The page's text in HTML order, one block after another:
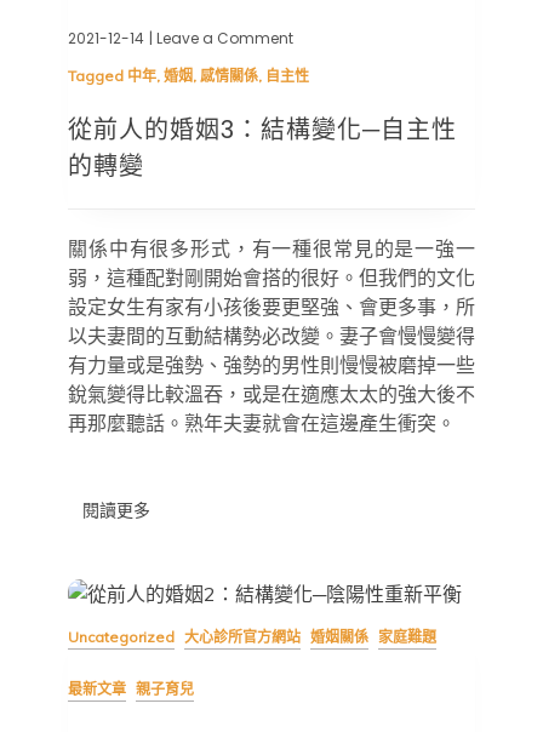
2021-12-14 | Leave a Comment
前
的
婚
構
變
化
─
自
主
性
的
轉
變
Tagged 中年, 婚姻, 感情關係, 自主性
從前人的婚姻3：結構變化─自主性
的轉變
關係中有很多形式，有一種很常見的是一強一
弱，這種配對剛開始會搭的很好。但我們的文化
設定女生有家有小孩後要更堅強、會更多事，所
以夫妻間的互動結構勢必改變。妻子會慢慢變得
有力量或是強勢、強勢的男性則慢慢被磨掉一些
銳氣變得比較溫吞，或是在適應太太的強大後不
再那麼聽話。熟年夫妻就會在這邊產生衝突。
閱讀更多
Uncategorized 大心診所官方網站 婚姻關係 家庭難題
最新文章 親子育兒